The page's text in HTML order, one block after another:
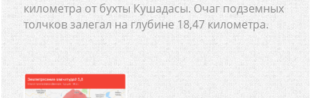
километра от бухты Кушадасы. Очаг подземных
толчков залегал на глубине 18,47 километра.